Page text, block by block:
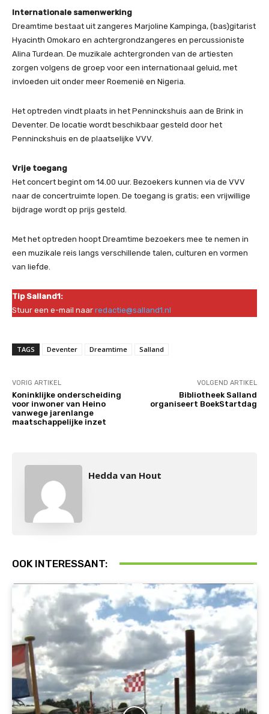
Internationale samenwerking
Dreamtime bestaat uit zangeres Marjoline Kampinga, (bas)gitarist
Hyacinth Omokaro en achtergrondzangeres en percussioniste
Alina Turdean. De muzikale achtergronden van de artiesten
zorgen volgens de groep voor een internationaal geluid, met
invloeden uit onder meer Roemenië en Nigeria.
Het optreden vindt plaats in het Penninckshuis aan de Brink in
Deventer. De locatie wordt beschikbaar gesteld door het
Penninckshuis en de plaatselijke VVV.
Vrije toegang
Het concert begint om 14.00 uur. Bezoekers kunnen via de VVV
naar de concertruimte lopen. De toegang is gratis; een vrijwillige
bijdrage wordt op prijs gesteld.
Met het optreden hoopt Dreamtime bezoekers mee te nemen in
een muzikale reis langs verschillende talen, culturen en vormen
van liefde.
Tip Salland1:
Stuur een e-mail naar redactie@salland1.nl
TAGS Deventer Dreamtime Salland
VORIG ARTIKEL
Koninklijke onderscheiding
voor inwoner van Heino
vanwege jarenlange
maatschappelijke inzet
VOLGEND ARTIKEL
Bibliotheek Salland
organiseert BoekStartdag
Hedda van Hout
OOK INTERESSANT: